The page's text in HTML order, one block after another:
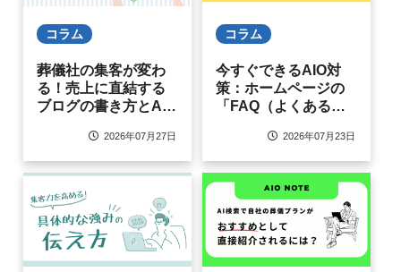
コラム
葬儀社の集客が変わ
る！売上に直結する
ブログの書き方とAIO
2026年07月27日
コラム
今すぐできるAIO対
策：ホームページの
「FAQ（よくある質
2026年07月23日